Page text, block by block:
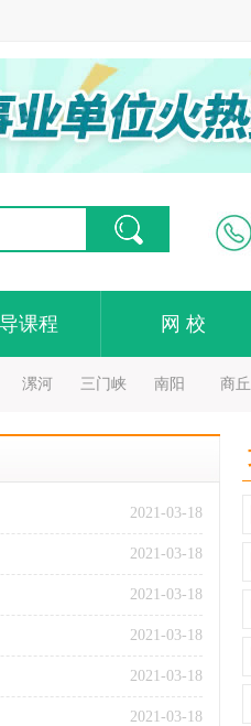
课程 网 校
漯河 三门峡 南阳 商丘
2021-03-18
2021-03-18
2021-03-18
2021-03-18
2021-03-18
2021-03-18